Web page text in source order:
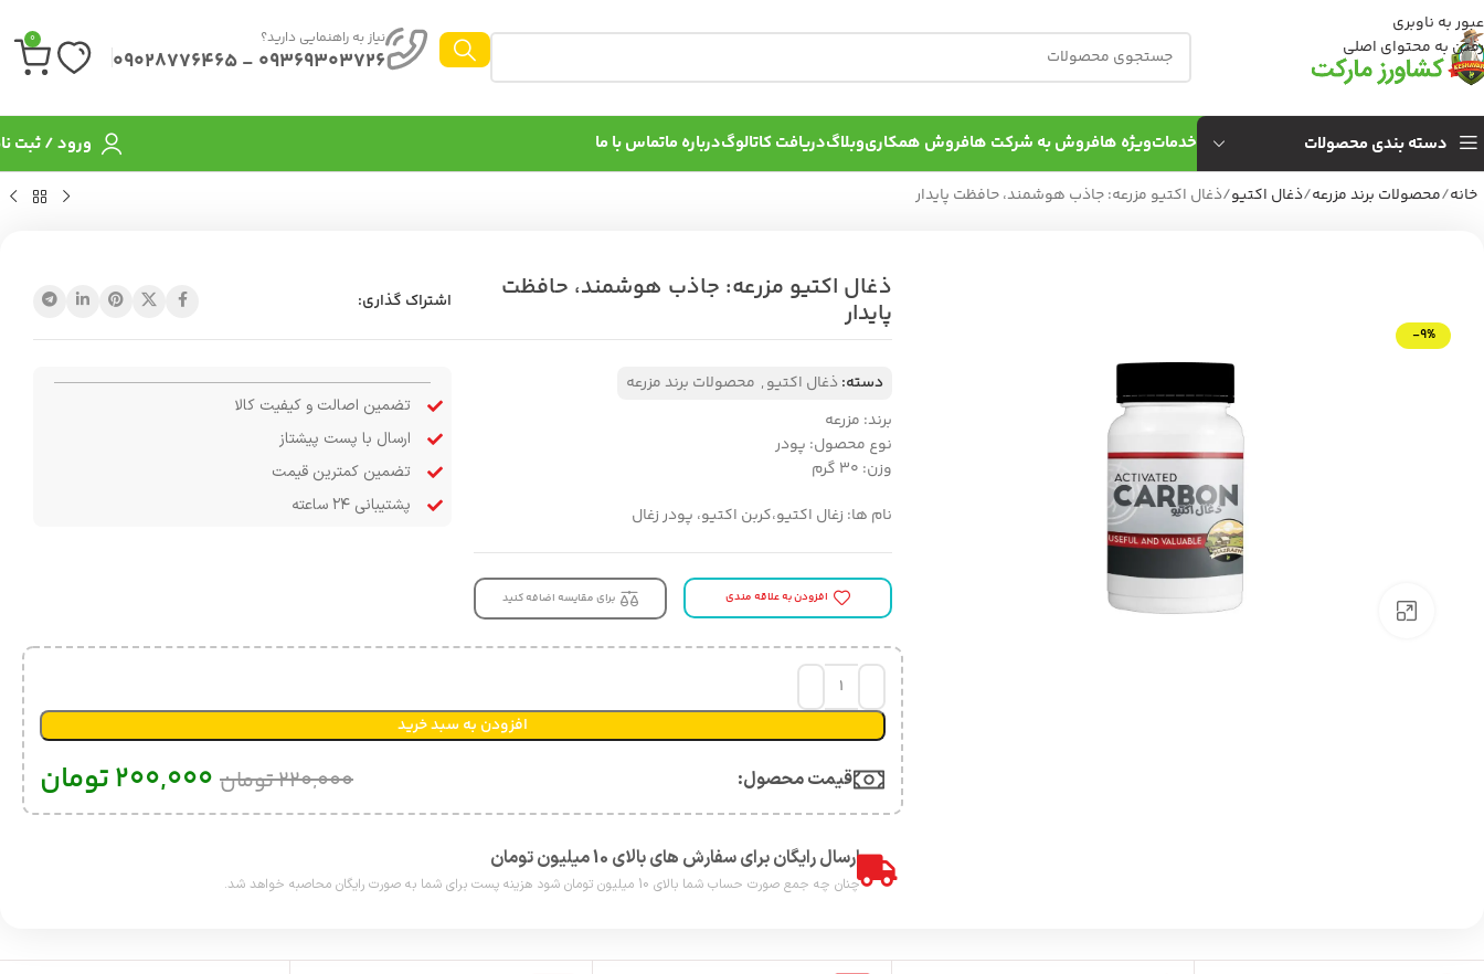
عبور به ناوبری
رفتن به محتوای اصلی
نیاز به راهنمایی دارید؟
09369303726 - 09028776465
0
دسته بندی محصولات خدماتویژه هافروش به شركت هافروش همکاریوبلاگدریافت کاتالوگدرباره ماتماس با ما ورود / ثبت
خانه محصولات برند مزرعه ذغال اکتیو ذغال اکتیو مزرعه: جاذب هوشمند، حافظت پایدار
-9%
ذغال اکتیو مزرعه: جاذب هوشمند، حافظت
پایدار اشتراک گذاری:
دسته: ذغال اکتیو, محصولات برند مزرعه
برند: مزرعه
نوع محصول: پودر
وزن: ۳۰ گرم
نام ها: زغال اکتیو،کربن اکتیو، پودر زغال
افزودن به علاقه مندی برای مقایسه اضافه کنید
تضمین اصالت و کیفیت کالا
ارسال با پست پیشتاز
تضمین کمترین قیمت
پشتیبانی ۲۴ ساعته
افزودن به سبد خرید
قیمت محصول:​ 220,000تومان 200,000تومان
ارسال رایگان برای سفارش های بالای 10 میلیون تومان
چنان چه جمع صورت حساب شما بالای 10 میلیون تومان شود هزینه پست برای شما به صورت رایگان محاصبه خواهد شد.